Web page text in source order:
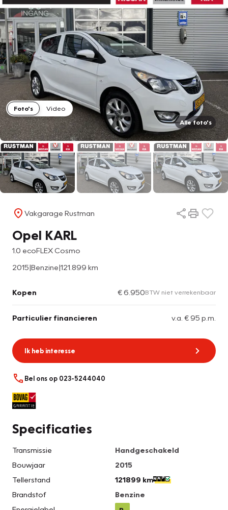
Foto's
Video
Alle foto's
Vakgarage Rustman
Opel KARL
1.0 ecoFLEX Cosmo
2015|Benzine|121.899 km
Kopen € 6.950BTW niet verrekenbaar
Particulier financieren v.a. € 95 p.m.
Ik heb interesse
Bel ons op 023-5244040
Specificaties
Transmissie
Handgeschakeld
Bouwjaar
2015
Tellerstand
121899 km
Brandstof
Benzine